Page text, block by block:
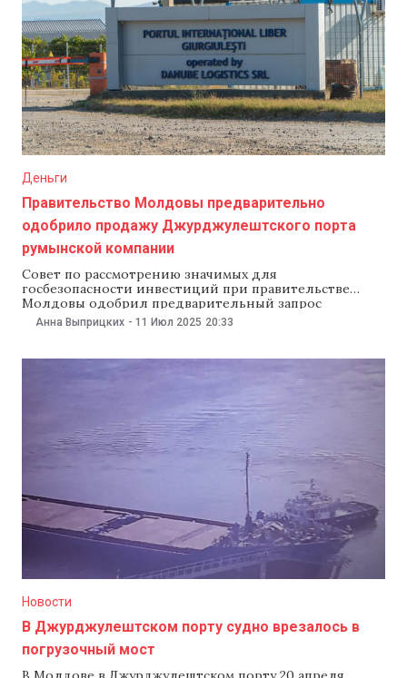
Деньги
Правительство Молдовы предварительно
одобрило продажу Джурджулештского порта
румынской компании
Совет по рассмотрению значимых для
госбезопасности инвестиций при правительстве
Молдовы одобрил предварительный запрос
румынской госкомпании «Администрация морских
портов» Констанцы на покупку Danube Logistics —
Джурджулешты. Сейчас эта компания полностью
принадлежит Европейскому банку реконструкции и
развития (ЕБРР).Как сообщили 11 июля в пресс-релизе
правительства, Администрация морских портов
Анна Выприцких - 11 Июл 2025 20:33
Новости
В Джурджулештском порту судно врезалось в
погрузочный мост